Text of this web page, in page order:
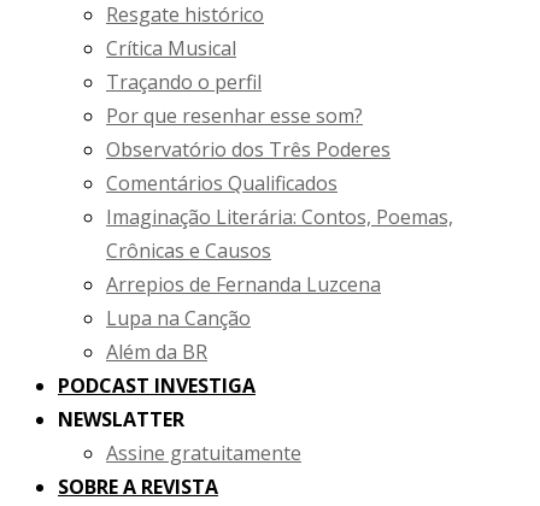
Resgate histórico
Crítica Musical
Traçando o perfil
Por que resenhar esse som?
Observatório dos Três Poderes
Comentários Qualificados
Imaginação Literária: Contos, Poemas,
Crônicas e Causos
Arrepios de Fernanda Luzcena
Lupa na Canção
Além da BR
PODCAST INVESTIGA
NEWSLATTER
Assine gratuitamente
SOBRE A REVISTA